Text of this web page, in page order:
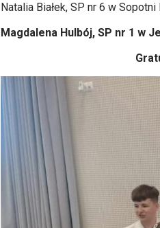
Natalia Białek, SP nr 6 w Sopotni
Magdalena Hulbój, SP nr 1 w